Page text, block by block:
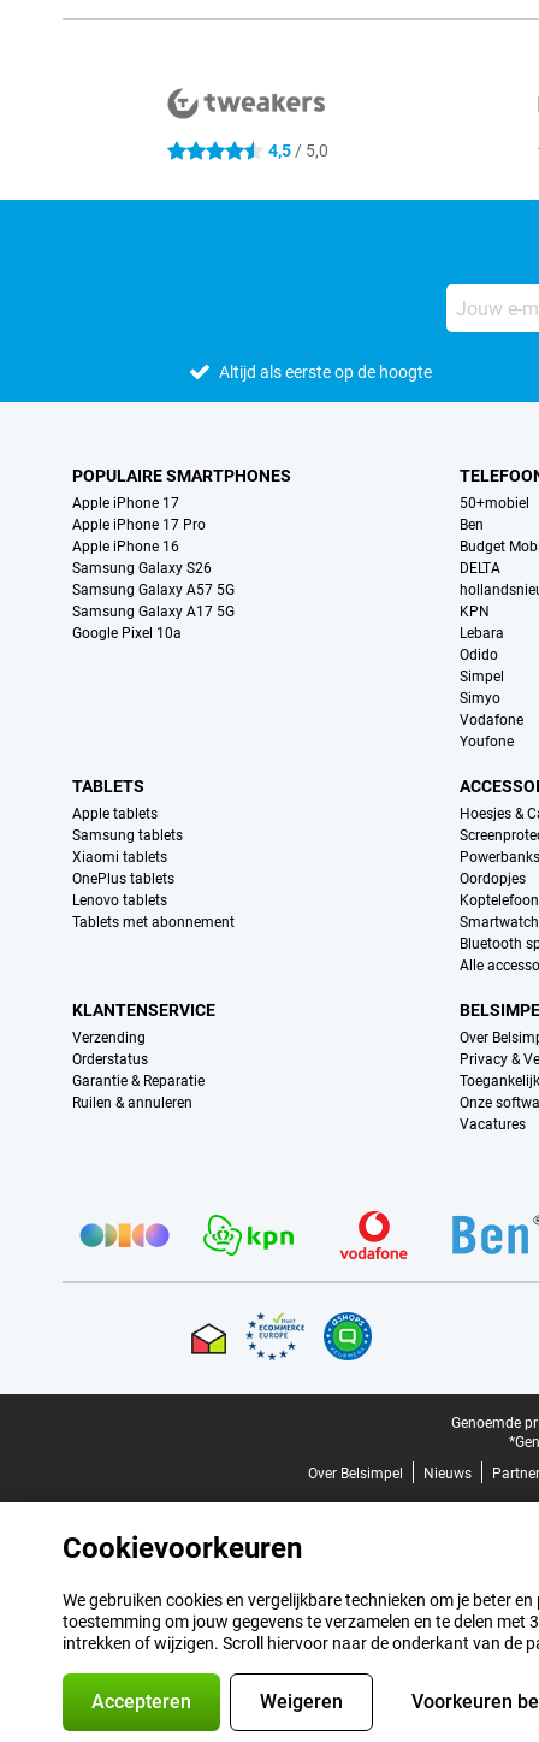
4.5 sterren 4,5/ 5,0
Altijd als eerste op de hoogte
POPULAIRE SMARTPHONES
Apple iPhone 17
Apple iPhone 17 Pro
Apple iPhone 16
Samsung Galaxy S26
Samsung Galaxy A57 5G
Samsung Galaxy A17 5G
Google Pixel 10a
50+mobiel
Ben
Budget
DELTA
KPN
Lebara
Odido
Simpel
Simyo
Vodafone
Youfone
TABLETS
Apple tablets
Samsung tablets
Xiaomi tablets
OnePlus tablets
Lenovo tablets
Tablets met abonnement
Hoesjes &
Powerbanks
Oordopjes
Bluetooth
Alle
KLANTENSERVICE
Verzending
Orderstatus
Garantie & Reparatie
Ruilen & annuleren
Over
Privacy &
Onze
Vacatures
Genoemde
Over Belsimpel
Nieuws
Cookievoorkeuren
We gebruiken cookies en vergelijkbare technieken om je beter
toestemming om jouw gegevens te verzamelen en te delen
intrekken of wijzigen. Scroll hiervoor naar de onderkant van de
Accepteren Weigeren Voorkeuren